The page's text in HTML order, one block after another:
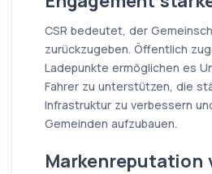
CSR bedeutet, der
zurückzugeben. Öffentlich
Ladepunkte ermöglichen es
Fahrer zu unterstützen, die
Infrastruktur zu verbessern
Gemeinden aufzubauen.
Markenreputation